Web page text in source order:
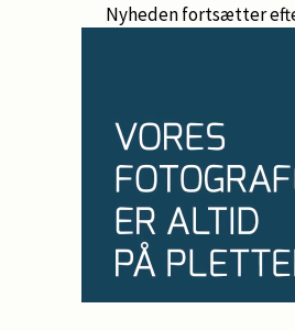
Nyheden fortsætter